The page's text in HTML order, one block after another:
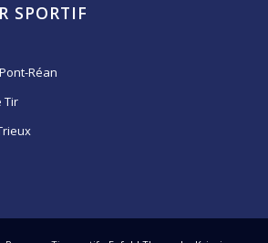
SPORTIF
Réan
Tir